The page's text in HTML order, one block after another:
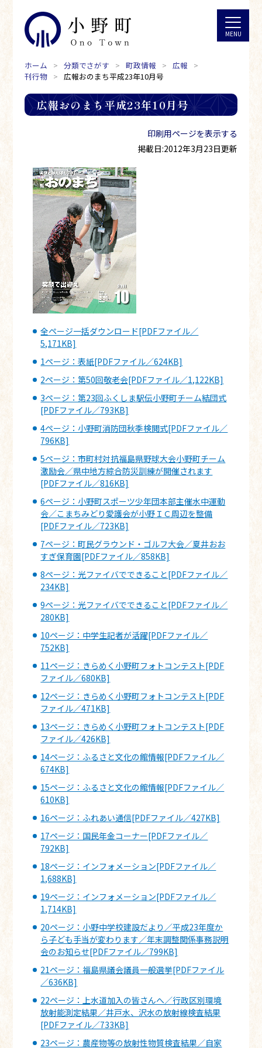
ホーム 分類でさがす 町政情報
広報
刊行物
広報おのまち平成23年10月号
広報おのまち平成23年10月号
印刷用ページを表示する
掲載日:2012年3月23日更新
全ページ一括ダウンロード[PDFファイル／
5,171KB]
1ページ：表紙[PDFファイル／624KB]
2ページ：第50回敬老会[PDFファイル／1,122KB]
3ページ：第23回ふくしま駅伝小野町チーム結団式
[PDFファイル／793KB]
4ページ：小野町消防団秋季検閲式[PDFファイル／
796KB]
5ページ：市町村対抗福島県野球大会小野町チーム
激励会／県中地方綜合防災訓練が開催されます
[PDFファイル／816KB]
6ページ：小野町スポーツ少年団本部主催水中運動
会／こまちみどり愛護会が小野ＩＣ周辺を整備
[PDFファイル／723KB]
7ページ：町民グラウンド・ゴルフ大会／夏井おお
すぎ保育園[PDFファイル／858KB]
8ページ：光ファイバでできること[PDFファイル／
234KB]
9ページ：光ファイバでできること[PDFファイル／
280KB]
10ページ：中学生記者が活躍[PDFファイル／
752KB]
11ページ：きらめく小野町フォトコンテスト[PDF
ファイル／680KB]
12ページ：きらめく小野町フォトコンテスト[PDF
ファイル／471KB]
13ページ：きらめく小野町フォトコンテスト[PDF
ファイル／426KB]
14ページ：ふるさと文化の館情報[PDFファイル／
674KB]
15ページ：ふるさと文化の館情報[PDFファイル／
610KB]
16ページ：ふれあい通信[PDFファイル／427KB]
17ページ：国民年金コーナー[PDFファイル／
792KB]
18ページ：インフォメーション[PDFファイル／
1,688KB]
19ページ：インフォメーション[PDFファイル／
1,714KB]
20ページ：小野中学校建設だより／平成23年度か
ら子ども手当が変わります／年末調整関係事務説明
会のお知らせ[PDFファイル／799KB]
21ページ：福島県議会議員一般選挙[PDFファイル
／636KB]
22ページ：上水道加入の皆さんへ／行政区別環境
放射能測定結果／井戸水、沢水の放射線検査結果
[PDFファイル／733KB]
23ページ：農産物等の放射性物質検査結果／自家